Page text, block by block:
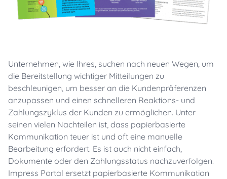
Unternehmen, wie Ihres, suchen nach neuen Wegen, um
die Bereitstellung wichtiger Mitteilungen zu
beschleunigen, um besser an die Kundenpräferenzen
anzupassen und einen schnelleren Reaktions- und
Zahlungszyklus der Kunden zu ermöglichen. Unter
seinen vielen Nachteilen ist, dass papierbasierte
Kommunikation teuer ist und oft eine manuelle
Bearbeitung erfordert. Es ist auch nicht einfach,
Dokumente oder den Zahlungsstatus nachzuverfolgen.
Impress Portal ersetzt papierbasierte Kommunikation